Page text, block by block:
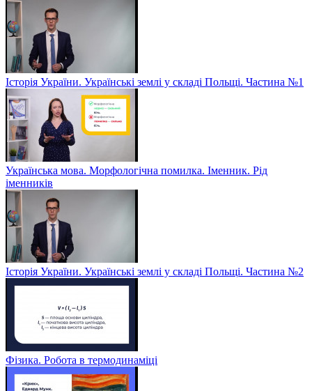
Історія України. Українські землі у складі Польщі. Частина №1
Українська мова. Морфологічна помилка. Іменник. Рід
іменників
Історія України. Українські землі у складі Польщі. Частина №2
Фізика. Робота в термодинаміці